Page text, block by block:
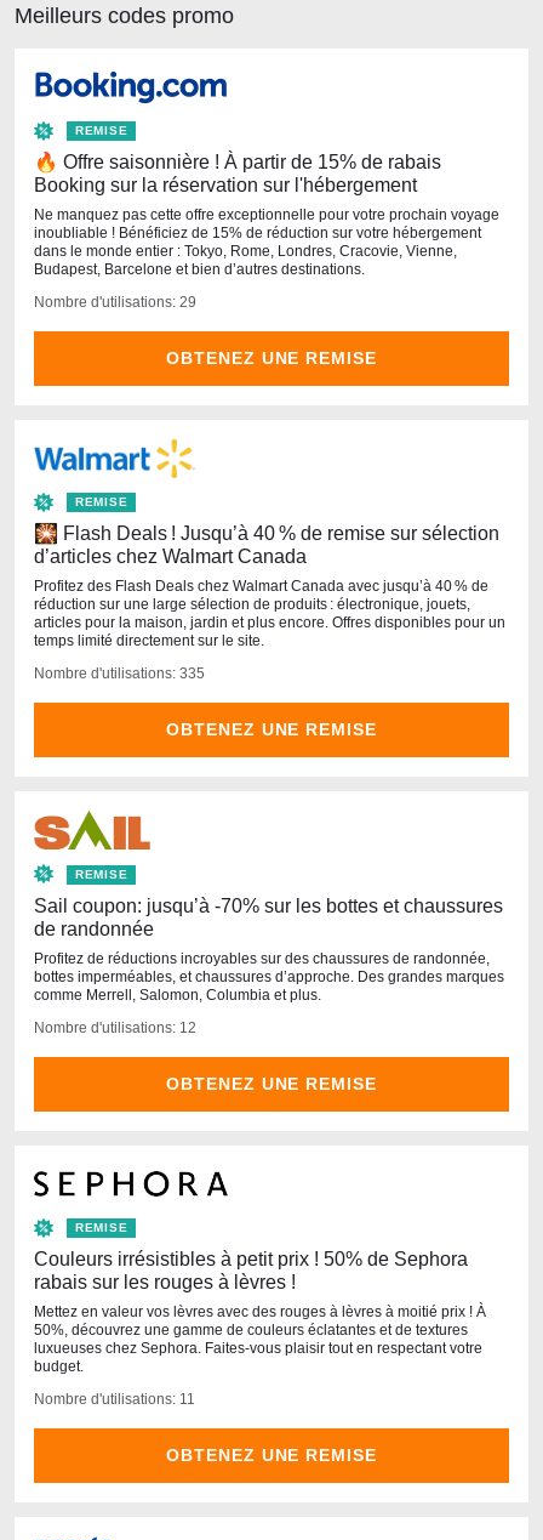
Meilleurs codes promo
REMISE
🔥 Offre saisonnière ! À partir de 15% de rabais
Booking sur la réservation sur l'hébergement
Ne manquez pas cette offre exceptionnelle pour votre prochain voyage
inoubliable ! Bénéficiez de 15% de réduction sur votre hébergement
dans le monde entier : Tokyo, Rome, Londres, Cracovie, Vienne,
Budapest, Barcelone et bien d’autres destinations.
Nombre d'utilisations: 29
OBTENEZ UNE REMISE
REMISE
🎇 Flash Deals ! Jusqu’à 40 % de remise sur sélection
d’articles chez Walmart Canada
Profitez des Flash Deals chez Walmart Canada avec jusqu’à 40 % de
réduction sur une large sélection de produits : électronique, jouets,
articles pour la maison, jardin et plus encore. Offres disponibles pour un
temps limité directement sur le site.
Nombre d'utilisations: 335
OBTENEZ UNE REMISE
REMISE
Sail coupon: jusqu’à -70% sur les bottes et chaussures
de randonnée
Profitez de réductions incroyables sur des chaussures de randonnée,
bottes imperméables, et chaussures d’approche. Des grandes marques
comme Merrell, Salomon, Columbia et plus.
Nombre d'utilisations: 12
OBTENEZ UNE REMISE
REMISE
Couleurs irrésistibles à petit prix ! 50% de Sephora
rabais sur les rouges à lèvres !
Mettez en valeur vos lèvres avec des rouges à lèvres à moitié prix ! À
50%, découvrez une gamme de couleurs éclatantes et de textures
luxueuses chez Sephora. Faites-vous plaisir tout en respectant votre
budget.
Nombre d'utilisations: 11
OBTENEZ UNE REMISE